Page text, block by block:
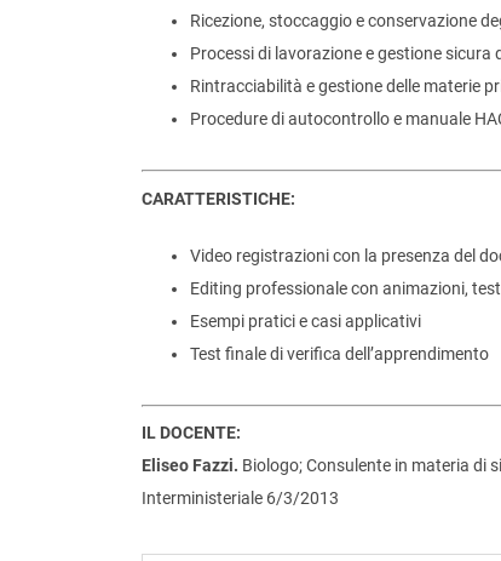
Ricezione, stoccaggio e conservazione
Processi di lavorazione e gestione sicura
Rintracciabilità e gestione delle materie
Procedure di autocontrollo e manuale
CARATTERISTICHE:
Video registrazioni con la presenza del
Editing professionale con animazioni,
Esempi pratici e casi applicativi
Test finale di verifica dell’apprendimento
IL DOCENTE:
Eliseo Fazzi. Biologo; Consulente in materia di
Interministeriale 6/3/2013